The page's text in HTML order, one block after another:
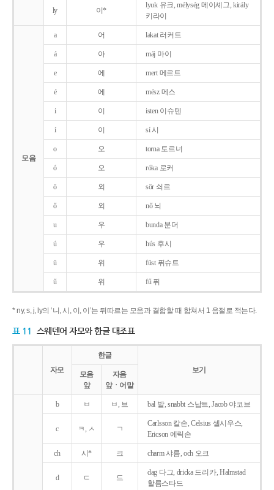
ly 이*
lyuk 유크, mélység 메이셰그, király
키라이
모음
a 어 lakat 러커트
á 아 máj 마이
e 에 mert 메르트
é 에 mész 메스
i 이 isten 이슈텐
í 이 sí 시
o 오 torna 토르너
ó 오 róka 로커
ö 외 sör 쇠르
ő 외 nő 뇌
u 우 bunda 분더
ú 우 hús 후시
ü 위 füst 퓌슈트
ű 위 fű 퓌
* ny, s, j, ly의 ‘니, 시, 이, 이’는 뒤따르는 모음과 결합할 때 합쳐서 1 음절로 적는다.
표 11 스웨덴어 자모와 한글 대조표
자모
한글
보기
모음
앞
자음
앞ㆍ어말
b ㅂ ㅂ, 브 bal 발, snabbt 스납트, Jacob 야코브
c ㅋ, ㅅ ㄱ
Carlsson 칼손, Celsius 셀시우스,
Ericson 에릭손
ch 시* 크 charm 샤름, och 오크
d ㄷ 드
dag 다그, dricka 드리카, Halmstad
할름스타드